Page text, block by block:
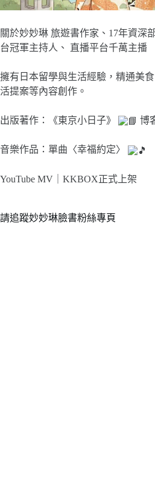
關於妙妙琳 旅遊書作家、17年資深
台冠軍主持人、 直播平台千萬主播
擁有日本留學與生活經驗，精通美
活提案等內容創作。
出版著作：《東京小日子》 博
音樂作品：單曲〈幸福約定〉
YouTube MV｜ KKBOX正式上架
請追蹤妙妙琳臉書粉絲專頁